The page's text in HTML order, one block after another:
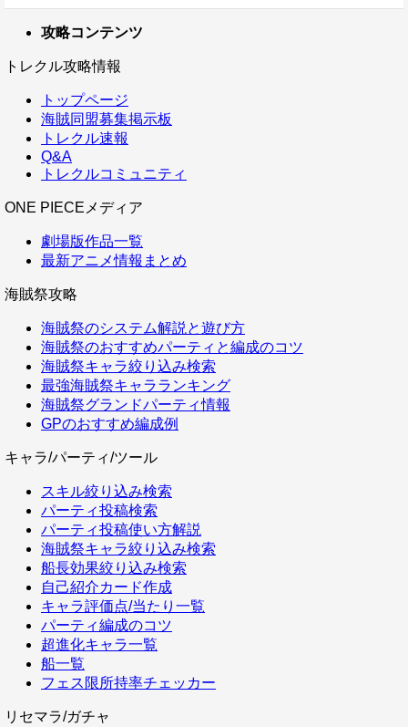
攻略コンテンツ
トレクル攻略情報
トップページ
海賊同盟募集掲示板
トレクル速報
Q&A
トレクルコミュニティ
ONE PIECEメディア
劇場版作品一覧
最新アニメ情報まとめ
海賊祭攻略
海賊祭のシステム解説と遊び方
海賊祭のおすすめパーティと編成のコツ
海賊祭キャラ絞り込み検索
最強海賊祭キャラランキング
海賊祭グランドパーティ情報
GPのおすすめ編成例
キャラ/パーティ/ツール
スキル絞り込み検索
パーティ投稿検索
パーティ投稿使い方解説
海賊祭キャラ絞り込み検索
船長効果絞り込み検索
自己紹介カード作成
キャラ評価点/当たり一覧
パーティ編成のコツ
超進化キャラ一覧
船一覧
フェス限所持率チェッカー
リセマラ/ガチャ